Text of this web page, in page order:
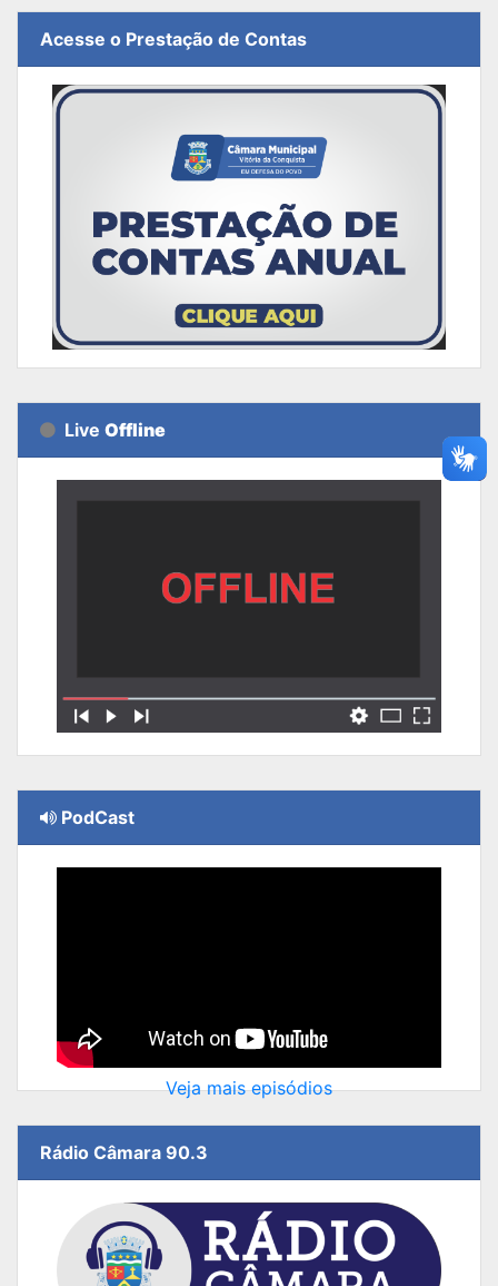
Acesse o Prestação de Contas
Live Offline
PodCast
Veja mais episódios
Rádio Câmara 90.3